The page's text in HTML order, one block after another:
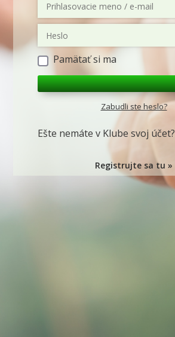
Pamätať si ma
Zabudli ste heslo?
Ešte nemáte v Klube svoj účet?
Registrujte sa tu »